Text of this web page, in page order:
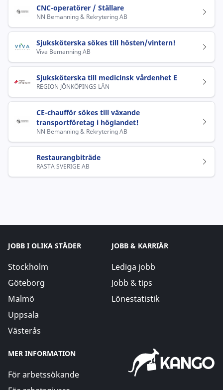
CNC-operatörer / Ställare
NN Bemanning & Rekrytering AB
Sjuksköterska sökes till hösten/vintern!
Viva Bemanning AB
Sjuksköterska till medicinsk vårdenhet E
REGION JÖNKÖPINGS LÄN
CE-chaufför sökes till växande
transportföretag i höglandet!
NN Bemanning & Rekrytering AB
Restaurangbiträde
RASTA SVERIGE AB
JOBB I OLIKA STÄDER
Stockholm
Göteborg
Malmö
Uppsala
Västerås
JOBB & KARRIÄR
Lediga jobb
Jobb & tips
Lönestatistik
MER INFORMATION
För arbetssökande